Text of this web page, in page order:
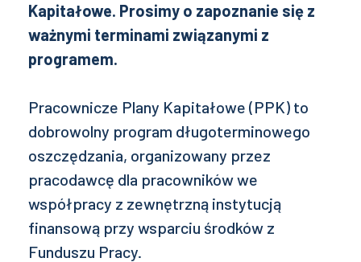
Kapitałowe. Prosimy o zapoznanie się z
ważnymi terminami związanymi z
programem.
Pracownicze Plany Kapitałowe (PPK) to
dobrowolny program długoterminowego
oszczędzania, organizowany przez
pracodawcę dla pracowników we
współpracy z zewnętrzną instytucją
finansową przy wsparciu środków z
Funduszu Pracy.